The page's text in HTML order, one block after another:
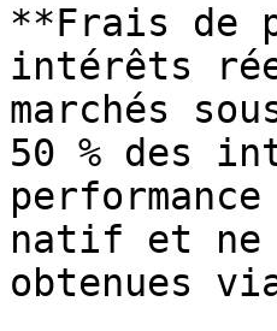
**Frais de
intérêts
marchés
50 % des
natif et ne
obtenues